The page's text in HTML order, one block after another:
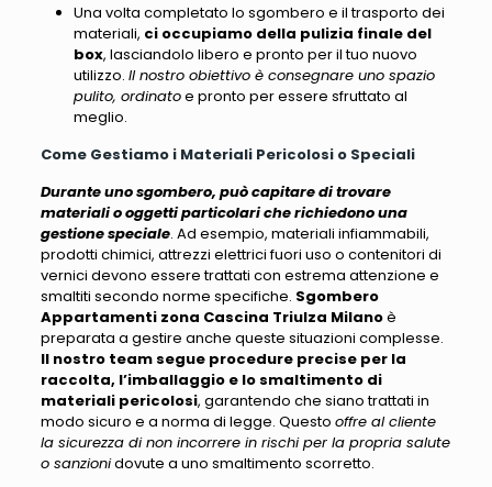
Una volta completato lo sgombero e il trasporto dei
materiali, ci occupiamo della pulizia finale del
box, lasciandolo libero e pronto per il tuo nuovo
utilizzo. Il nostro obiettivo è consegnare uno spazio
pulito, ordinatoe pronto per essere sfruttato al
meglio.
Come Gestiamo i Materiali Pericolosi o Speciali
Durante uno sgombero, può capitare di trovare
materiali o oggetti particolari che richiedono una
gestione speciale. Ad esempio, materiali infiammabili,
prodotti chimici, attrezzi elettrici fuori uso o contenitori di
vernici devono essere trattati con estrema attenzione e
smaltiti secondo norme specifiche. Sgombero
Appartamenti zona Cascina Triulza Milanoè
preparata a gestire anche queste situazioni complesse.
Il nostro team segue procedure precise per la
raccolta, l’imballaggio e lo smaltimento di
materiali pericolosi, garantendo che siano trattati in
modo sicuro e a norma di legge. Questo offre al cliente
la sicurezza di non incorrere in rischi per la propria salute
o sanzionidovute a uno smaltimento scorretto.